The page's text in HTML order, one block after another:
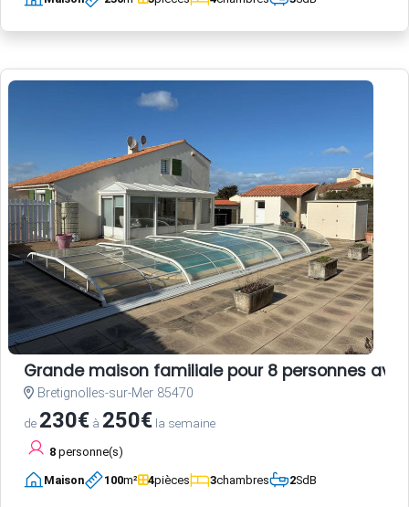
Grande maison familiale pour 8 personnes
Bretignolles-sur-Mer 85470
de 230€ à 250€ la semaine
8 personne(s)
Maison 100m² 4pièces 3chambres 2SdB